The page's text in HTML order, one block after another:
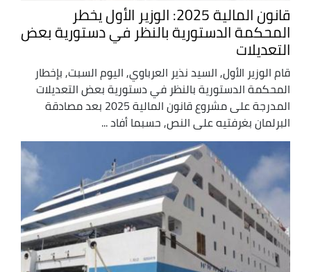
قانون المالية 2025: الوزير الأول يخطر
المحكمة الدستورية بالنظر في دستورية بعض
التعديلات
قام الوزير الأول, السيد نذير العرباوي, اليوم السبت, بإخطار
المحكمة الدستورية بالنظر في دستورية بعض التعديلات
المدرجة على مشروع قانون المالية 2025 بعد مصادقة
البرلمان بغرفتيه على النص, حسبما أفاد ...